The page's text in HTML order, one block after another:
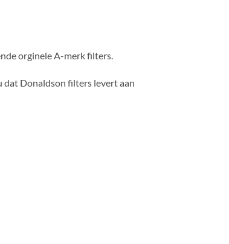
orginele A-merk filters.
dat Donaldson filters levert aan